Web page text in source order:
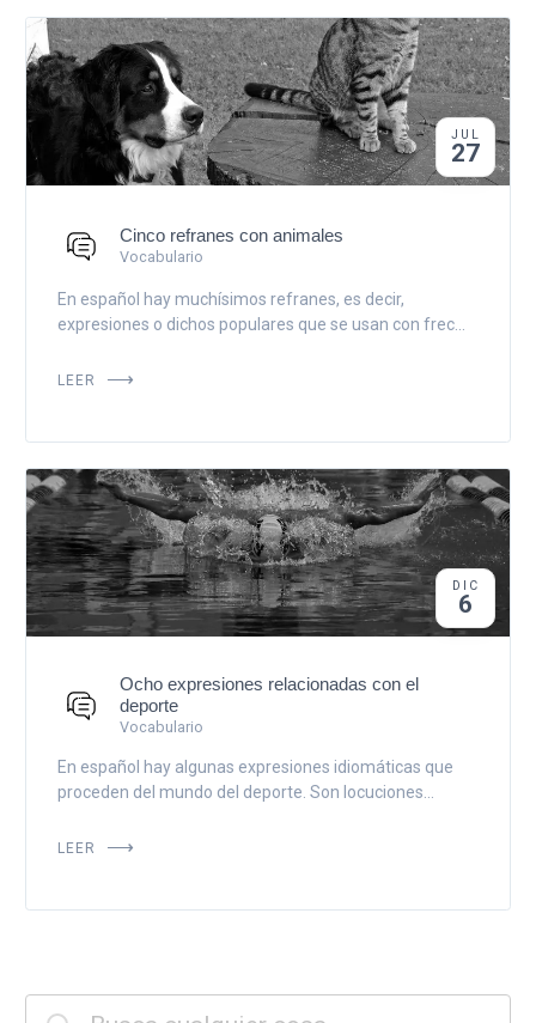
JUL
27
Cinco refranes con animales
Vocabulario
En español hay muchísimos refranes, es decir,
expresiones o dichos populares que se usan con frec...
LEER
DIC
6
Ocho expresiones relacionadas con el
deporte
Vocabulario
En español hay algunas expresiones idiomáticas que
proceden del mundo del deporte. Son locuciones...
LEER